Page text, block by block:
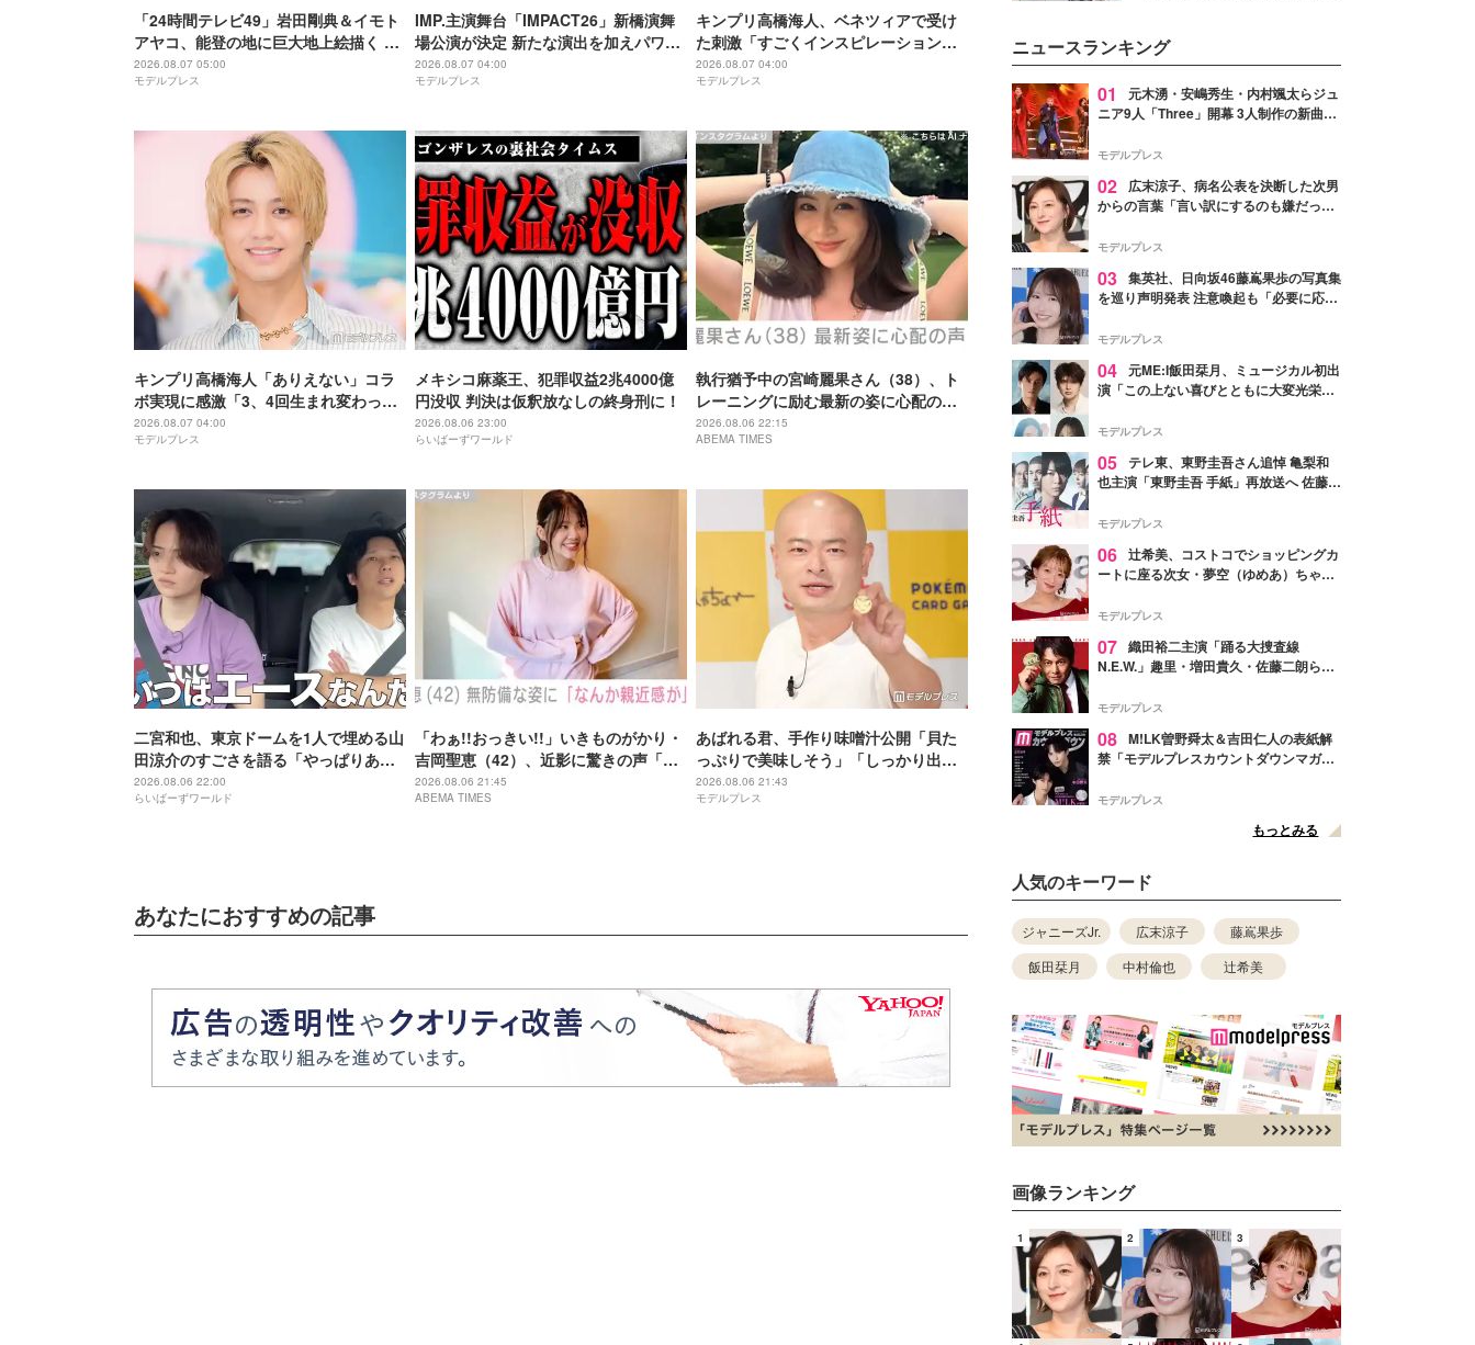
「24時間テレビ49」岩田剛典＆イモト
アヤコ、能登の地に巨大地上絵描く 完
成披露にはサプライズアーティストも
登場予定
2026.08.07 05:00
モデルプレス
IMP.主演舞台「IMPACT26」新橋演舞
場公演が決定 新たな演出を加えパワー
アップ
2026.08.07 04:00
モデルプレス
キンプリ高橋海人、ベネツィアで受け
た刺激「すごくインスピレーション溢
れる街」
2026.08.07 04:00
モデルプレス
キンプリ高橋海人「ありえない」コラ
ボ実現に感激「3、4回生まれ変わって
もできない」
2026.08.07 04:00
モデルプレス
メキシコ麻薬王、犯罪収益2兆4000億
円没収 判決は仮釈放なしの終身刑に！
2026.08.06 23:00
らいばーずワールド
執行猶予中の宮崎麗果さん（38）、ト
レーニングに励む最新の姿に心配の声
「痩せ過ぎ」「なんだか痛々しい…」
2026.08.06 22:15
ABEMA TIMES
二宮和也、東京ドームを1人で埋める山
田涼介のすごさを語る「やっぱりあい
つはエース」
2026.08.06 22:00
らいばーずワールド
「わぁ!!おっきい!!」いきものがかり・
吉岡聖恵（42）、近影に驚きの声「な
にこれ…大好き」「なんか親近感が」
2026.08.06 21:45
ABEMA TIMES
あばれる君、手作り味噌汁公開「貝た
っぷりで美味しそう」「しっかり出汁
が出てそう」の声
2026.08.06 21:43
モデルプレス
あなたにおすすめの記事
ター・茅野しのぶ。一人ひとりの
個性に寄り添い、魅力を引き出す
衣装作りは、多くの女性たちに勇
気と自信を与え続けている。
ニュースランキング
01
元木湧・安嶋秀生・内村颯太らジュ
ニア9人「Three」開幕 3人制作の新曲＆
進んで夢を掴みたい」【ゲネプロレポ】
モデルプレス
02
広末涼子、病名公表を決断した次男
からの言葉「言い訳にするのも嫌だっ
モデルプレス
03 集英社、日向坂46藤嶌果歩の写真集
を巡り声明発表 注意喚起も「必要に応じ
モデルプレス
04 元ME:I飯田栞月、ミュージカル初出
演「この上ない喜びとともに大変光栄」
ャスト発表
モデルプレス
05 テレ東、東野圭吾さん追悼 亀梨和
也主演「東野圭吾 手紙」再放送へ 佐藤隆
モデルプレス
06 辻希美、コストコでショッピングカ
ートに座る次女・夢空（ゆめあ）ちゃん
ぎ」「成長を感じる」の声
モデルプレス
07 織田裕二主演「踊る大捜査線
N.E.W.」趣里・増田貴久・佐藤二朗ら新
徴する“謎のキーワード”も
モデルプレス
08 M!LK曽野舜太＆吉田仁人の表紙解
禁「モデルプレスカウントダウンマガジ
モデルプレス
もっとみる
人気のキーワード
ジャニーズJr. 広末涼子
藤嶌果歩
飯田栞月
中村倫也 辻希美
画像ランキング
1 2 3